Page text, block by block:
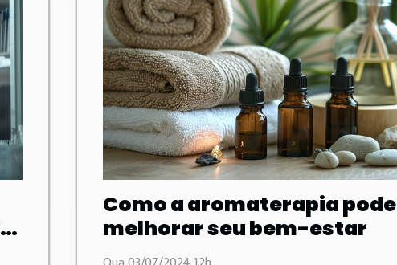
Como a aromaterapia pode
melhorar seu bem-estar